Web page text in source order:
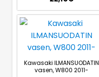
Kawasaki ILMANSUODATIN
vasen, W800 2011-